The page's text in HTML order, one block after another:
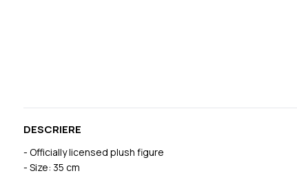
DESCRIERE
- Officially licensed plush figure
- Size: 35 cm